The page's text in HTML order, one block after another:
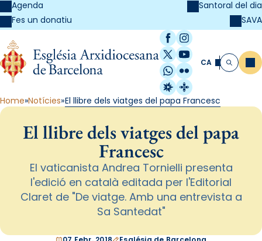
Agenda
Fes un donatiu
Santoral del dia
SAVA
Facebook
Instagram
X / Twitter
YouTube
WhatsApp
Flickr
Radio Estel
Catalunya
CA Cerca
Home Notícies El llibre dels viatges del papa Francesc
El llibre dels viatges del papa
Francesc
El vaticanista Andrea Tornielli presenta
l'edició en català editada per l'Editorial
Claret de "De viatge. Amb una entrevista a
Sa Santedat"